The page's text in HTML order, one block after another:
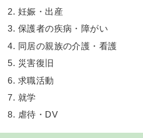
妊娠・出産
保護者の疾病・障がい
同居の親族の介護・看護
災害復旧
求職活動
就学
虐待・DV